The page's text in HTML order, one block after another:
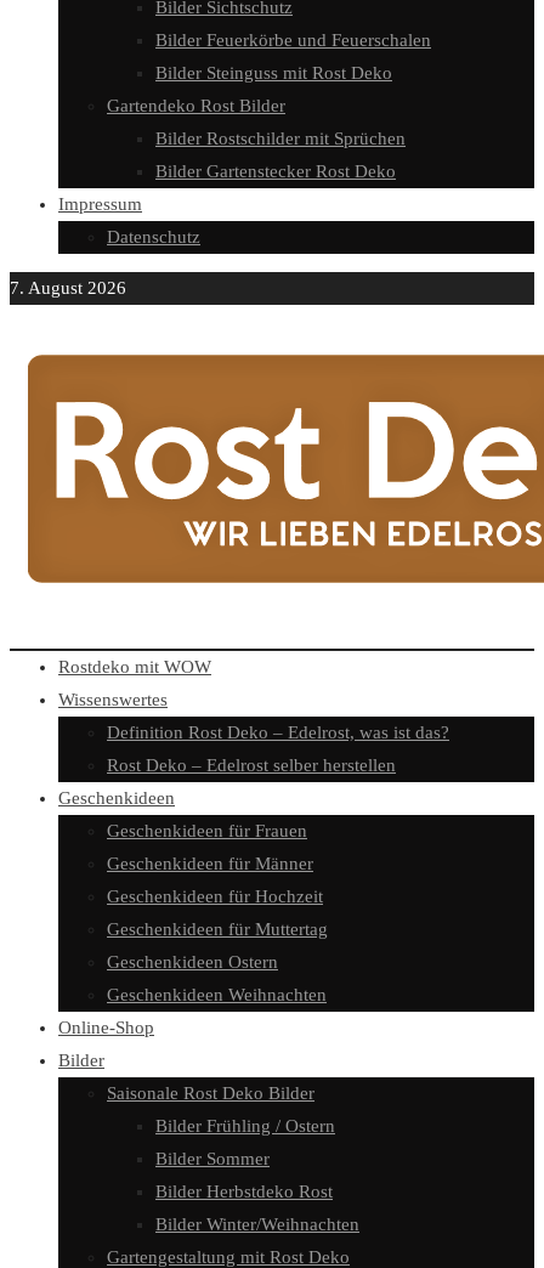
Bilder Sichtschutz
Bilder Feuerkörbe und Feuerschalen
Bilder Steinguss mit Rost Deko
Gartendeko Rost Bilder
Bilder Rostschilder mit Sprüchen
Bilder Gartenstecker Rost Deko
Impressum
Datenschutz
7. August 2026
Rostdeko mit WOW
Wissenswertes
Definition Rost Deko – Edelrost, was ist das?
Rost Deko – Edelrost selber herstellen
Geschenkideen
Geschenkideen für Frauen
Geschenkideen für Männer
Geschenkideen für Hochzeit
Geschenkideen für Muttertag
Geschenkideen Ostern
Geschenkideen Weihnachten
Online-Shop
Bilder
Saisonale Rost Deko Bilder
Bilder Frühling / Ostern
Bilder Sommer
Bilder Herbstdeko Rost
Bilder Winter/Weihnachten
Gartengestaltung mit Rost Deko